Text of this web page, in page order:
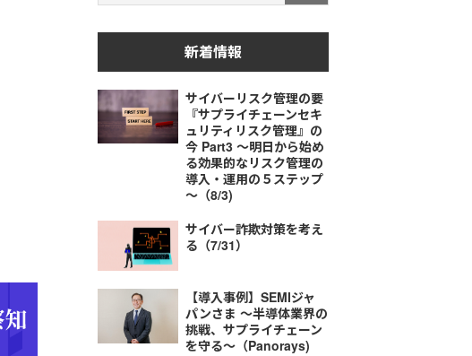
新着情報
サイバーリスク管理の要
『サプライチェーンセキ
ュリティリスク管理』の
今 Part3 ～明日から始め
る効果的なリスク管理の
導入・運用の５ステップ
～（8/3)
サイバー詐欺対策を考え
る（7/31）
【導入事例】SEMIジャ
パンさま ～半導体業界の
挑戦、サプライチェーン
を守る～（Panorays)